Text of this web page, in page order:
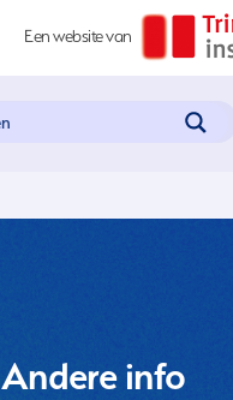
Een website van
Andere info